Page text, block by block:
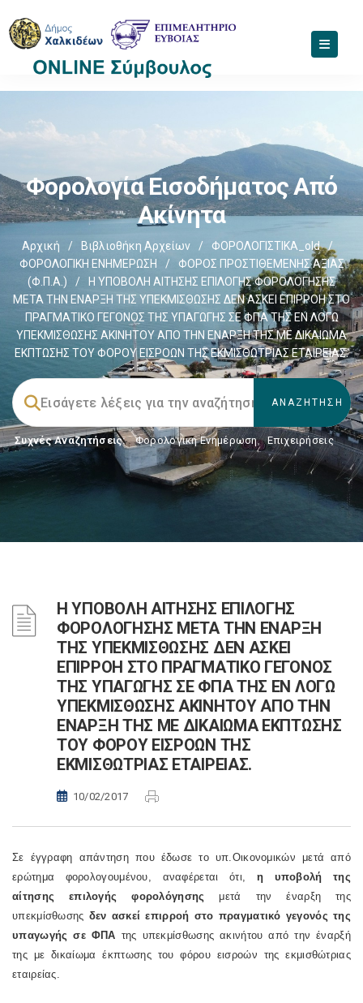
Φορολογία Εισοδήματος Από
Ακίνητα
Αρχική / Βιβλιοθήκη Αρχείων / ΦΟΡΟΛΟΓΙΣΤΙΚΑ_old
/
ΦΟΡΟΛΟΓΙΚΗ ΕΝΗΜΕΡΩΣΗ
/
ΦΟΡΟΣ ΠΡΟΣΤΙΘΕΜΕΝΗΣ ΑΞΙΑΣ
(Φ.Π.Α.)
/
Η ΥΠΟΒΟΛΗ ΑΙΤΗΣΗΣ ΕΠΙΛΟΓΗΣ ΦΟΡΟΛΟΓΗΣΗΣ
ΜΕΤΑ ΤΗΝ ΕΝΑΡΞΗ ΤΗΣ ΥΠΕΚΜΙΣΘΩΣΗΣ ΔΕΝ ΑΣΚΕΙ ΕΠΙΡΡΟΗ ΣΤΟ
ΠΡΑΓΜΑΤΙΚΟ ΓΕΓΟΝΟΣ ΤΗΣ ΥΠΑΓΩΓΗΣ ΣΕ ΦΠΑ ΤΗΣ ΕΝ ΛΟΓΩ
ΥΠΕΚΜΙΣΘΩΣΗΣ ΑΚΙΝΗΤΟΥ ΑΠΟ ΤΗΝ ΕΝΑΡΞΗ ΤΗΣ ΜΕ ΔΙΚΑΙΩΜΑ
ΕΚΠΤΩΣΗΣ ΤΟΥ ΦΟΡΟΥ ΕΙΣΡΟΩΝ ΤΗΣ ΕΚΜΙΣΘΩΤΡΙΑΣ ΕΤΑΙΡΕΙΑΣ.
Συχνές Αναζητήσεις: Φορολογικη Ενημέρωση, Επιχειρήσεις
Η ΥΠΟΒΟΛΗ ΑΙΤΗΣΗΣ ΕΠΙΛΟΓΗΣ
ΦΟΡΟΛΟΓΗΣΗΣ ΜΕΤΑ ΤΗΝ ΕΝΑΡΞΗ
ΤΗΣ ΥΠΕΚΜΙΣΘΩΣΗΣ ΔΕΝ ΑΣΚΕΙ
ΕΠΙΡΡΟΗ ΣΤΟ ΠΡΑΓΜΑΤΙΚΟ ΓΕΓΟΝΟΣ
ΤΗΣ ΥΠΑΓΩΓΗΣ ΣΕ ΦΠΑ ΤΗΣ ΕΝ ΛΟΓΩ
ΥΠΕΚΜΙΣΘΩΣΗΣ ΑΚΙΝΗΤΟΥ ΑΠΟ ΤΗΝ
ΕΝΑΡΞΗ ΤΗΣ ΜΕ ΔΙΚΑΙΩΜΑ ΕΚΠΤΩΣΗΣ
ΤΟΥ ΦΟΡΟΥ ΕΙΣΡΟΩΝ ΤΗΣ
ΕΚΜΙΣΘΩΤΡΙΑΣ ΕΤΑΙΡΕΙΑΣ.
10/02/2017
Σε έγγραφη απάντηση που έδωσε το υπ.Οικονομικών μετά από
ερώτημα φορολογουμένου, αναφέρεται ότι, η υποβολή της
αίτησης επιλογής φορολόγησης
μετά την έναρξη της
υπεκμίσθωσης δεν ασκεί επιρροή στο πραγματικό γεγονός της
υπαγωγής σε ΦΠΑ της υπεκμίσθωσης ακινήτου από την έναρξή
της με δικαίωμα έκπτωσης του φόρου εισροών της εκμισθώτριας
εταιρείας.